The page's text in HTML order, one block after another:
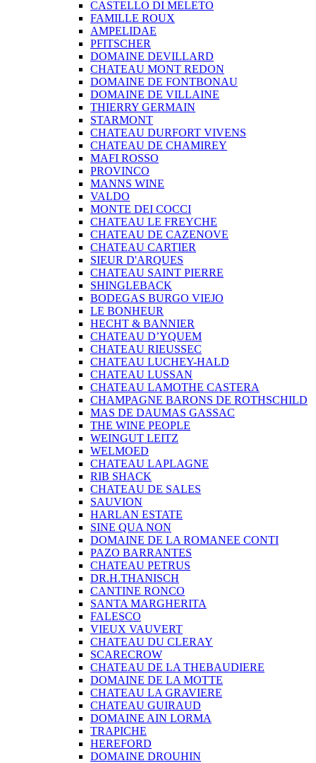
CASTELLO DI MELETO
FAMILLE ROUX
AMPELIDAE
PFITSCHER
DOMAINE DEVILLARD
CHATEAU MONT REDON
DOMAINE DE FONTBONAU
DOMAINE DE VILLAINE
THIERRY GERMAIN
STARMONT
CHATEAU DURFORT VIVENS
CHATEAU DE CHAMIREY
MAFI ROSSO
PROVINCO
MANNS WINE
VALDO
MONTE DEI COCCI
CHATEAU LE FREYCHE
CHATEAU DE CAZENOVE
CHATEAU CARTIER
SIEUR D'ARQUES
CHATEAU SAINT PIERRE
SHINGLEBACK
BODEGAS BURGO VIEJO
LE BONHEUR
HECHT & BANNIER
CHATEAU D’YQUEM
CHATEAU RIEUSSEC
CHATEAU LUCHEY-HALD
CHATEAU LUSSAN
CHATEAU LAMOTHE CASTERA
CHAMPAGNE BARONS DE ROTHSCHILD
MAS DE DAUMAS GASSAC
THE WINE PEOPLE
WEINGUT LEITZ
WELMOED
CHATEAU LAPLAGNE
RIB SHACK
CHATEAU DE SALES
SAUVION
HARLAN ESTATE
SINE QUA NON
DOMAINE DE LA ROMANEE CONTI
PAZO BARRANTES
CHATEAU PETRUS
DR.H.THANISCH
CANTINE RONCO
SANTA MARGHERITA
FALESCO
VIEUX VAUVERT
CHATEAU DU CLERAY
SCARECROW
CHATEAU DE LA THEBAUDIERE
DOMAINE DE LA MOTTE
CHATEAU LA GRAVIERE
CHATEAU GUIRAUD
DOMAINE AIN LORMA
TRAPICHE
HEREFORD
DOMAINE DROUHIN